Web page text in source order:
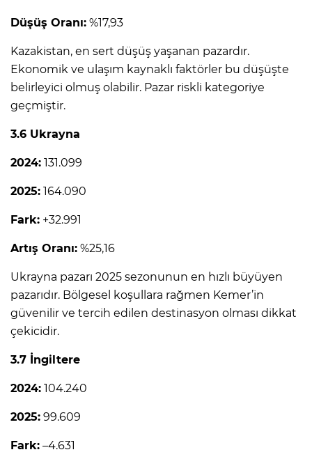
Düşüş Oranı: %17,93
Kazakistan, en sert düşüş yaşanan pazardır.
Ekonomik ve ulaşım kaynaklı faktörler bu düşüşte
belirleyici olmuş olabilir. Pazar riskli kategoriye
geçmiştir.
3.6 Ukrayna
2024: 131.099
2025: 164.090
Fark: +32.991
Artış Oranı: %25,16
Ukrayna pazarı 2025 sezonunun en hızlı büyüyen
pazarıdır. Bölgesel koşullara rağmen Kemer’in
güvenilir ve tercih edilen destinasyon olması dikkat
çekicidir.
3.7 İngiltere
2024: 104.240
2025: 99.609
Fark: –4.631